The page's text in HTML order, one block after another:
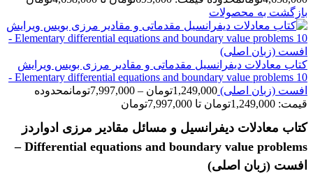
بازگشت به محصولات
کتاب معادلات دیفرانسیل مقدماتی و مقادیر مرزی بویس ویرایش
10 Elementary differential equations and boundary value problems -
افست (زبان اصلی) 1,249,000تومان –
7,997,000تومانمحدوده
قیمت: 1,249,000تومان تا 7,997,000تومان
کتاب معادلات دیفرانسیل و مسائل مقادیر مرزی ادواردز
Differential equations and boundary value problems –
افست (زبان اصلی)